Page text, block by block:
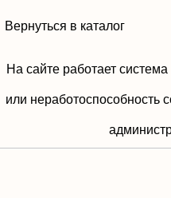
Вернуться в каталог
На сайте работает
или неработоспособность